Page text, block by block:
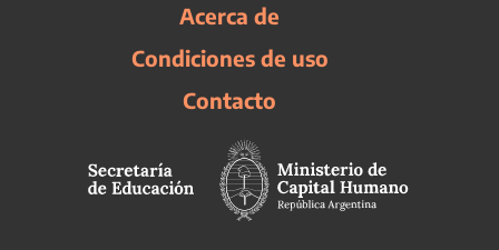
Acerca de
Condiciones de uso
Contacto